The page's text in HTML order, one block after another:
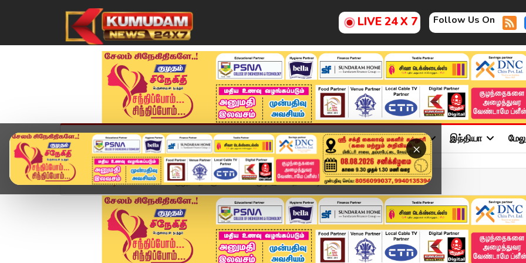
LIVE 24 X 7 Follow Us On
×
முகப்பு விளையாட்டு அண்மை தமிழ்நாடு சினிமா அரசியல் விளையாட்டு இந்தியா
Home வீடியோ ஸ்டோரி குழந்தைக்கு எமனாகிய மூடி இல்லாத செப்டிக் டேங்க்...